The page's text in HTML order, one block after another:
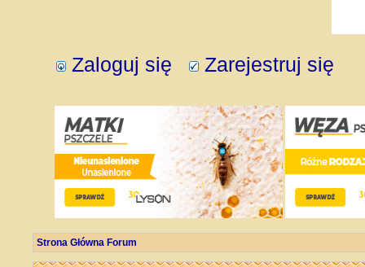
Zaloguj się Zarejestruj się
Strona Główna Forum